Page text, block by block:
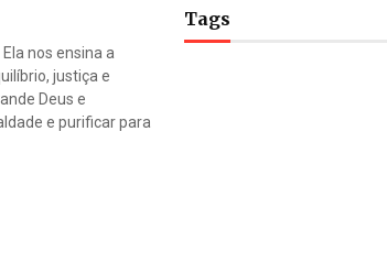
nos ensina a
justiça e
Deus e
e purificar para
Tags